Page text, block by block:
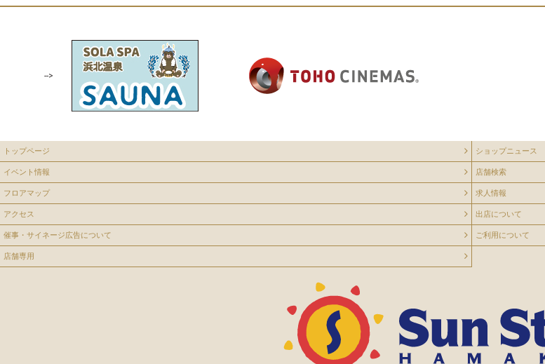
-->
トップページ ショップニュース
イベント情報 店舗検索
フロアマップ 求人情報
アクセス 出店について
催事・サイネージ広告について ご利用について
店舗専用